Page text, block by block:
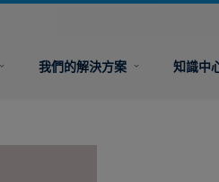
我們的解決方案 知識中